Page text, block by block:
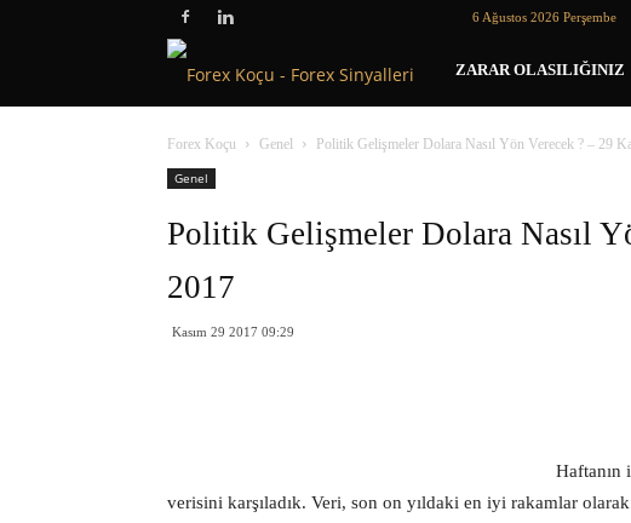
6 Ağustos 2026 Perşembe
Forex
Koçu
ZARAR OLASILIĞINIZ
Forex Koçu Genel
Politik Gelişmeler Dolara Nasıl Yön Verecek ? – 29
Genel
Politik Gelişmeler Dolara Nasıl
2017
Kasım 29 2017 09:29
Haftanın
verisini karşıladık. Veri, son on yıldaki en iyi rakamlar